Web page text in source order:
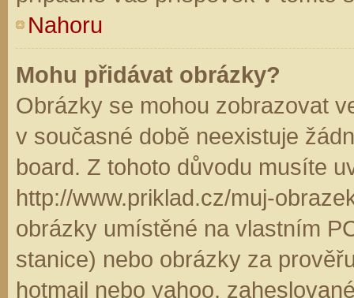
Nahoru
Mohu přidávat obrázky?
Obrázky se mohou zobrazovat
v současné době neexistuje
board. Z tohoto důvodu musíte
http://www.priklad.cz/muj-
obrázky umístěné na vlastním
stanice) nebo obrázky za
hotmail nebo yahoo,